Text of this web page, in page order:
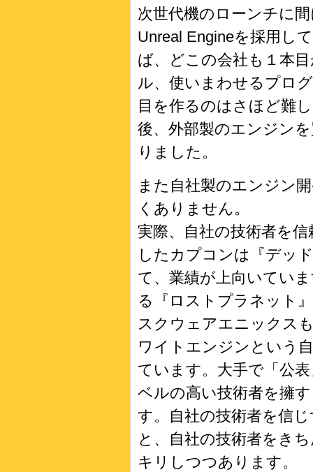
次世代機のローンチに
Unreal Engineを採用し
ば、どこの会社も１本
ル、使いまわせるプロ
目を作るのはさほど難
後、外部製のエンジン
りました。
また自社製のエンジン
くありません。
実際、自社の技術者を
したカプコンは『デッ
て、業績が上向いてい
る『ロストプラネット
スクウェアエニックス
ワイトエンジンという
ています。大手で「公
ベルの高い技術者を擁
す。自社の技術者を信
と、自社の技術者をき
キリしつつあります。